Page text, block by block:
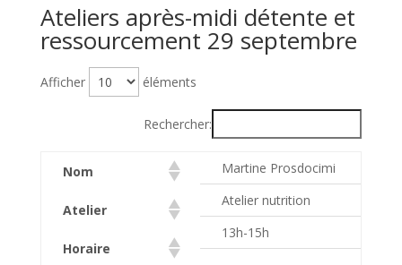
Ateliers après-midi détente et
ressourcement 29 septembre
Afficher éléments
Rechercher:
Nom
Atelier
Horaire
Martine Prosdocimi
Atelier nutrition
13h-15h